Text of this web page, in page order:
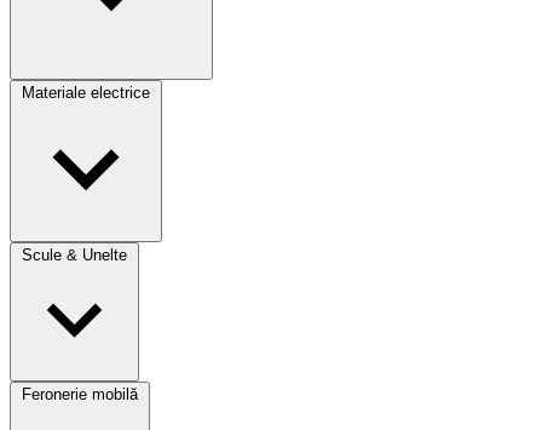
Materiale electrice
Scule & Unelte
Feronerie mobilă